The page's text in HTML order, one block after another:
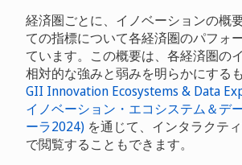
経済圏ごとに、イノベーションの概
ての指標について各経済圏のパフォ
ています。この概要は、各経済圏の
相対的な強みと弱みを明らかにする
GII Innovation Ecosystems & Data
イノベーション・エコシステム＆デ
ーラ2024) を通じて、インタラクテ
で閲覧することもできます。